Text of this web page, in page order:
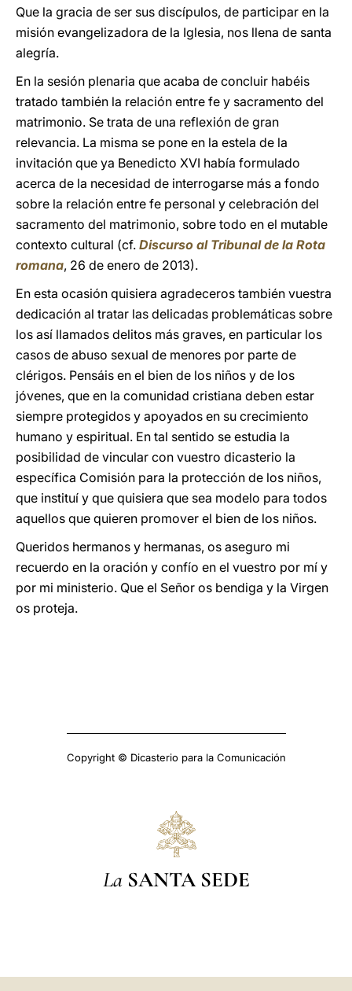
Que la gracia de ser sus discípulos, de participar en la
misión evangelizadora de la Iglesia, nos llena de santa
alegría.
En la sesión plenaria que acaba de concluir habéis
tratado también la relación entre fe y sacramento del
matrimonio. Se trata de una reflexión de gran
relevancia. La misma se pone en la estela de la
invitación que ya Benedicto XVI había formulado
acerca de la necesidad de interrogarse más a fondo
sobre la relación entre fe personal y celebración del
sacramento del matrimonio, sobre todo en el mutable
contexto cultural (cf. Discurso al Tribunal de la Rota
romana, 26 de enero de 2013).
En esta ocasión quisiera agradeceros también vuestra
dedicación al tratar las delicadas problemáticas sobre
los así llamados delitos más graves, en particular los
casos de abuso sexual de menores por parte de
clérigos. Pensáis en el bien de los niños y de los
jóvenes, que en la comunidad cristiana deben estar
siempre protegidos y apoyados en su crecimiento
humano y espiritual. En tal sentido se estudia la
posibilidad de vincular con vuestro dicasterio la
específica Comisión para la protección de los niños,
que instituí y que quisiera que sea modelo para todos
aquellos que quieren promover el bien de los niños.
Queridos hermanos y hermanas, os aseguro mi
recuerdo en la oración y confío en el vuestro por mí y
por mi ministerio. Que el Señor os bendiga y la Virgen
os proteja.
Copyright © Dicasterio para la Comunicación
La SANTA SEDE